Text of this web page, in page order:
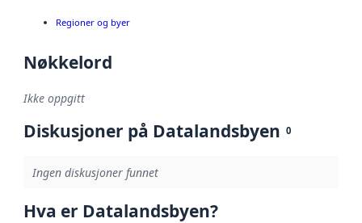
Regioner og byer
Nøkkelord
Ikke oppgitt
Diskusjoner på Datalandsbyen 0
Ingen diskusjoner funnet
Hva er Datalandsbyen?